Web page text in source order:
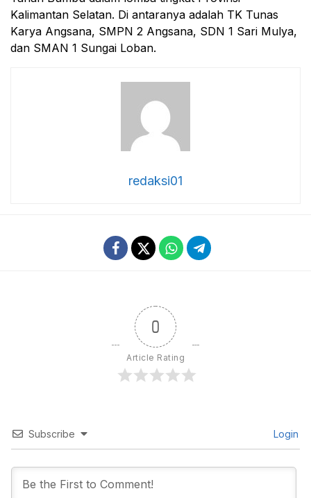
Kalimantan Selatan. Di antaranya adalah TK Tunas
Karya Angsana, SMPN 2 Angsana, SDN 1 Sari Mulya,
dan SMAN 1 Sungai Loban.
redaksi01
0
Article Rating
Subscribe Login